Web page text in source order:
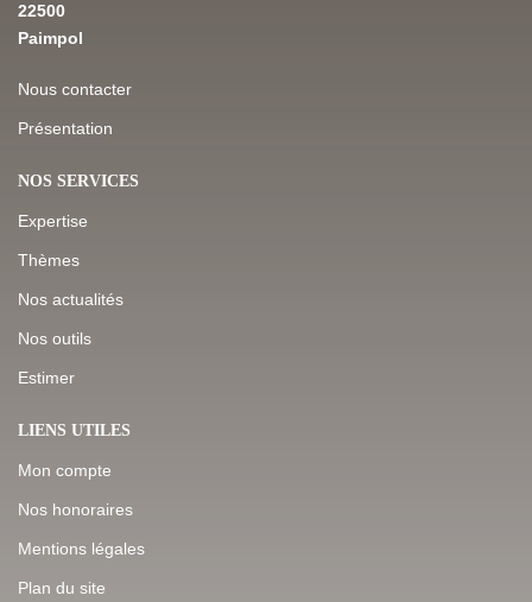
22500
Paimpol
Nous contacter
Présentation
NOS SERVICES
Expertise
Thèmes
Nos actualités
Nos outils
Estimer
LIENS UTILES
Mon compte
Nos honoraires
Mentions légales
Plan du site